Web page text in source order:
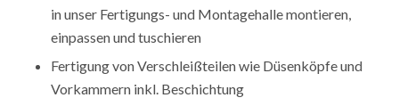
in unser Fertigungs- und Montagehalle montieren,
einpassen und tuschieren
Fertigung von Verschleißteilen wie Düsenköpfe und
Vorkammern inkl. Beschichtung